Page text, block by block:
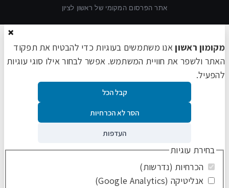
אתר הפרסום המקומי של ראשון לציון
×
מקומון ראשוןאנו משתמשים בעוגיות כדי להבטיח את תפקוד
האתר ולשפר את חוויית המשתמש. אפשר לבחור אילו סוגי עוגיות
להפעיל.
קבל הכל
הסר לא הכרחיות
העדפות
בחירת עוגיות
הכרחיות (נדרשות)
אנליטיקה (Google Analytics)